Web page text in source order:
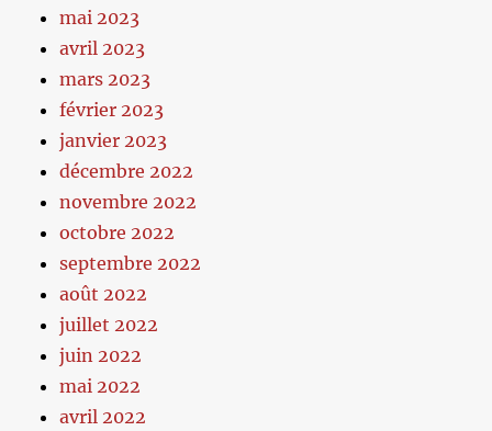
mai 2023
avril 2023
mars 2023
février 2023
janvier 2023
décembre 2022
novembre 2022
octobre 2022
septembre 2022
août 2022
juillet 2022
juin 2022
mai 2022
avril 2022